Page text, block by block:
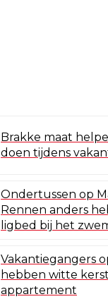
Brakke maat
doen tijdens
Ondertussen op
Rennen anders
ligbed bij het
Vakantiegangers
hebben witte
appartement